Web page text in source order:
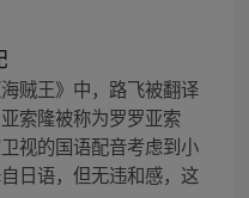
贼王》中，路飞被翻译
索隆被称为罗罗亚索
视的国语配音考虑到小
日语，但无违和感，这